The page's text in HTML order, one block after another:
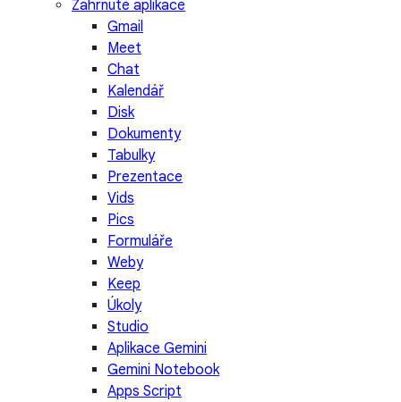
Zahrnuté aplikace
Gmail
Meet
Chat
Kalendář
Disk
Dokumenty
Tabulky
Prezentace
Vids
Pics
Formuláře
Weby
Keep
Úkoly
Studio
Aplikace Gemini
Gemini Notebook
Apps Script